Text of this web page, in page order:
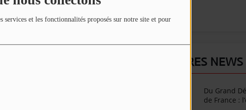
et les fonctionnalités proposés sur notre site et pour
DERNIÈRES NEWS
Du Grand
de France :